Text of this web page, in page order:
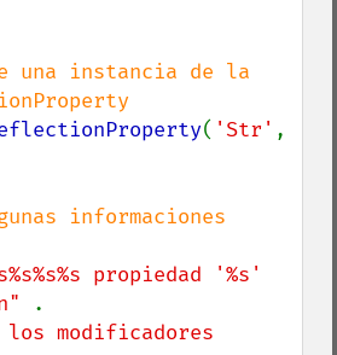
una instancia de la
( 'Str'
propiedad '%s'
.
modificadores